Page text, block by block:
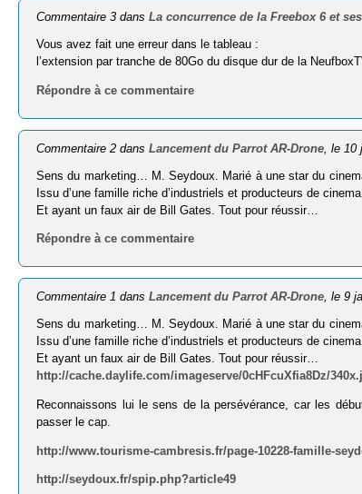
Commentaire 3 dansLa concurrence de la Freebox 6 et
Vous avez fait une erreur dans le tableau :
l’extension par tranche de 80Go du disque dur de la
Répondre à ce commentaire
Commentaire 2 dansLancement du Parrot AR-Drone , le
Sens du marketing… M. Seydoux. Marié à une star du
Issu d’une famille riche d’industriels et producteurs de cinema
Et ayant un faux air de Bill Gates. Tout pour réussir…
Répondre à ce commentaire
Commentaire 1 dansLancement du Parrot AR-Drone, le 9
Sens du marketing… M. Seydoux. Marié à une star du
Issu d’une famille riche d’industriels et producteurs de cinema
Et ayant un faux air de Bill Gates. Tout pour réussir…
http://cache.daylife.com/imageserve/0cHFcuXfia8Dz/
Reconnaissons lui le sens de la persévérance, car les
passer le cap.
http://www.tourisme-cambresis.fr/page-10228-famille-
http://seydoux.fr/spip.php?article49